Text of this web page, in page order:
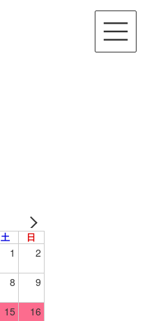
土 日
1 2
8 9
15 16